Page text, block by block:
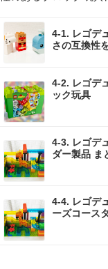
4-1. レゴデ
さの互換性
4-2. レゴデ
ック玩具
4-3. レゴデ
ダー製品 ま
4-4. レゴデ
ーズコース